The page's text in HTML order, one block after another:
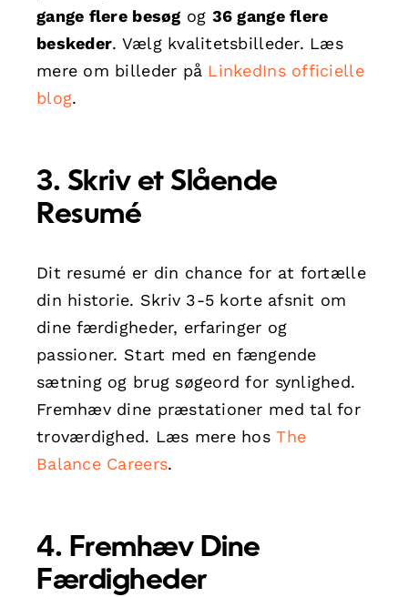
gange flere besøg og 36 gange flere
beskeder. Vælg kvalitetsbilleder. Læs
mere om billeder på LinkedIns officielle
blog.
3. Skriv et Slående
Resumé
Dit resumé er din chance for at fortælle
din historie. Skriv 3-5 korte afsnit om
dine færdigheder, erfaringer og
passioner. Start med en fængende
sætning og brug søgeord for synlighed.
Fremhæv dine præstationer med tal for
troværdighed. Læs mere hosThe
Balance Careers.
4. Fremhæv Dine
Færdigheder